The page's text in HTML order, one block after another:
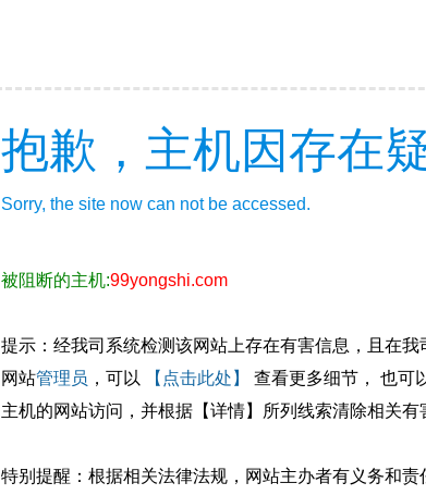
抱歉，主机因存在
Sorry, the site now can not be accessed.
被阻断的主机:99yongshi.com
提示：经我司系统检测该网站上存在有害信息，且在
网站管理员 ，可以 【点击此处】
查看更多细节， 也可
主机的网站访问，并根据【详情】所列线索清除相关有
特别提醒：根据相关法律法规，网站主办者有义务和